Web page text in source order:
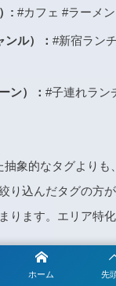
: #カフェ #ラーメ
ル）： #新宿ラン
ン）： #子連れラン
抽象的なタグより
り込んだタグの方
ります。エリア特
ホーム 先